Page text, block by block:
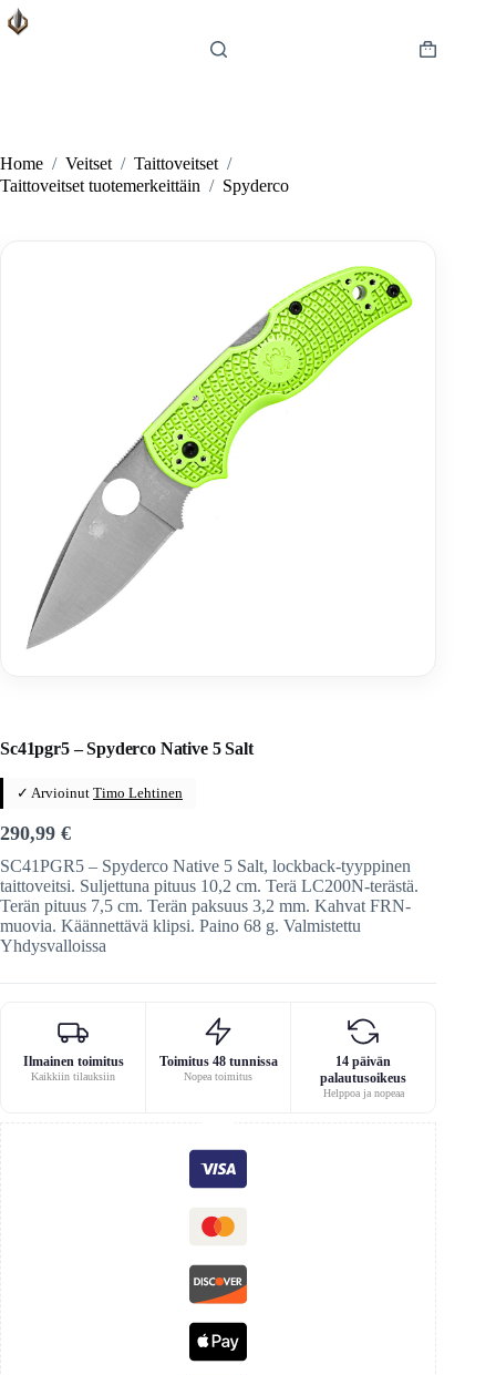
Skip
to
Shopping
Home / Veitset / Taittoveitset /
Taittoveitset tuotemerkeittäin / Spyderco
Sc41pgr5 – Spyderco Native 5 Salt
✓ Arvioinut Timo Lehtinen
290,99 €
SC41PGR5 – Spyderco Native 5 Salt, lockback-tyyppinen
taittoveitsi. Suljettuna pituus 10,2 cm. Terä LC200N-terästä.
Terän pituus 7,5 cm. Terän paksuus 3,2 mm. Kahvat FRN-
muovia. Käännettävä klipsi. Paino 68 g. Valmistettu
Yhdysvalloissa
Ilmainen toimitus
Kaikkiin tilauksiin
Toimitus 48 tunnissa
Nopea toimitus
14 päivän
palautusoikeus
Helppoa ja nopeaa